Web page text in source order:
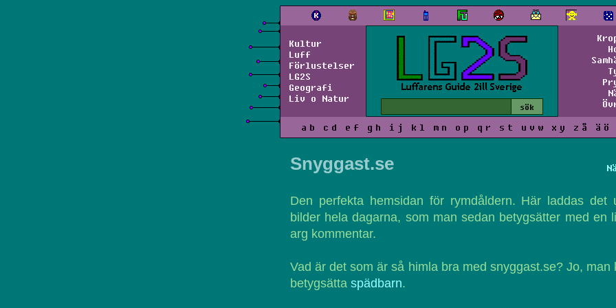
Kultur
Luff
Förlustelser
LG2S
Geografi
Liv o Natur
a b c d e f g h i j k l m n o p q r s t u v w x y z å ä ö
Snyggast.se
Den perfekta hemsidan för rymdåldern. Här laddas det
bilder hela dagarna, som man sedan betygsätter med en
arg kommentar.
Vad är det som är så himla bra med snyggast.se? Jo, man
betygsätta spädbarn.